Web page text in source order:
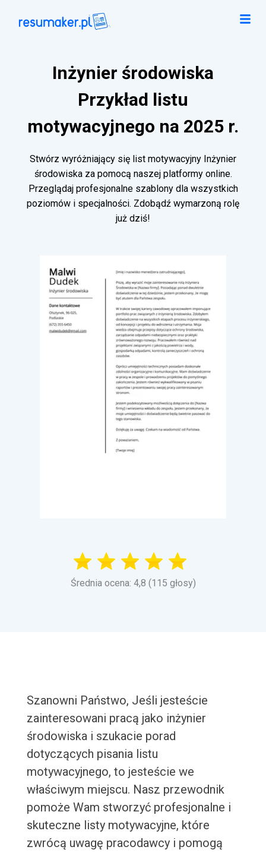
Inżynier środowiska
Przykład listu
motywacyjnego na 2025 r.
Stwórz wyróżniający się list motywacyjny Inżynier
środowiska za pomocą naszej platformy online.
Przeglądaj profesjonalne szablony dla wszystkich
poziomów i specjalności. Zdobądź wymarzoną rolę
już dziś!
Średnia ocena: 4,8 (115 głosy)
Szanowni Państwo, Jeśli jesteście
zainteresowani pracą jako inżynier
środowiska i szukacie porad
dotyczących pisania listu
motywacyjnego, to jesteście we
właściwym miejscu. Nasz przewodnik
pomoże Wam stworzyć profesjonalne i
skuteczne listy motywacyjne, które
zwrócą uwagę pracodawcy i pomogą